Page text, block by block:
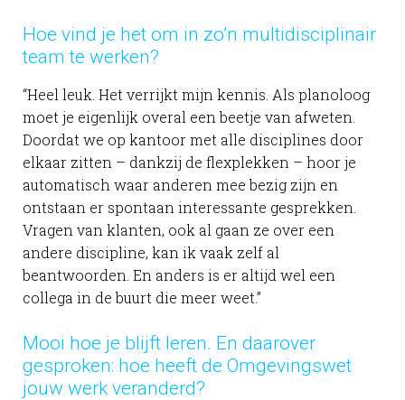
Hoe vind je het om in zo’n multidisciplinair
team te werken?
“Heel leuk. Het verrijkt mijn kennis. Als planoloog
moet je eigenlijk overal een beetje van afweten.
Doordat we op kantoor met alle disciplines door
elkaar zitten – dankzij de flexplekken – hoor je
automatisch waar anderen mee bezig zijn en
ontstaan er spontaan interessante gesprekken.
Vragen van klanten, ook al gaan ze over een
andere discipline, kan ik vaak zelf al
beantwoorden. En anders is er altijd wel een
collega in de buurt die meer weet.”
Mooi hoe je blijft leren. En daarover
gesproken: hoe heeft de Omgevingswet
jouw werk veranderd?